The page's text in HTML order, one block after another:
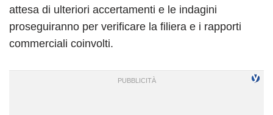
attesa di ulteriori accertamenti e le indagini
proseguiranno per verificare la filiera e i rapporti
commerciali coinvolti.